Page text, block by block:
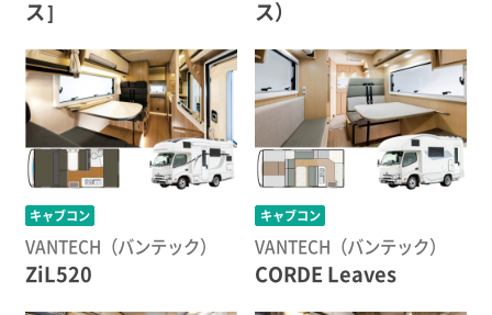
ス］ ス）
キャブコン
VANTECH（バンテック）
ZiL520
キャブコン
VANTECH（バンテック）
CORDE Leaves